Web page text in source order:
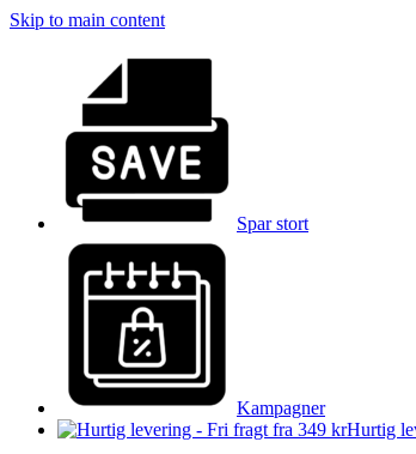
Skip to main content
Spar stort
Kampagner
Hurtig